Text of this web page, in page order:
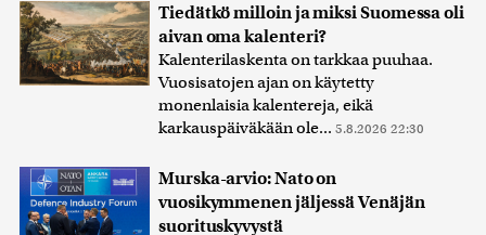
Tiedätkö milloin ja miksi Suomessa oli
aivan oma kalenteri?
Kalenterilaskenta on tarkkaa puuhaa.
Vuosisatojen ajan on käytetty
monenlaisia kalentereja, eikä
karkauspäiväkään ole... 5.8.2026 22:30
Murska-arvio: Nato on
vuosikymmenen jäljessä Venäjän
suorituskyvystä